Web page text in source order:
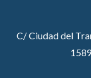
C/ Ciudad del